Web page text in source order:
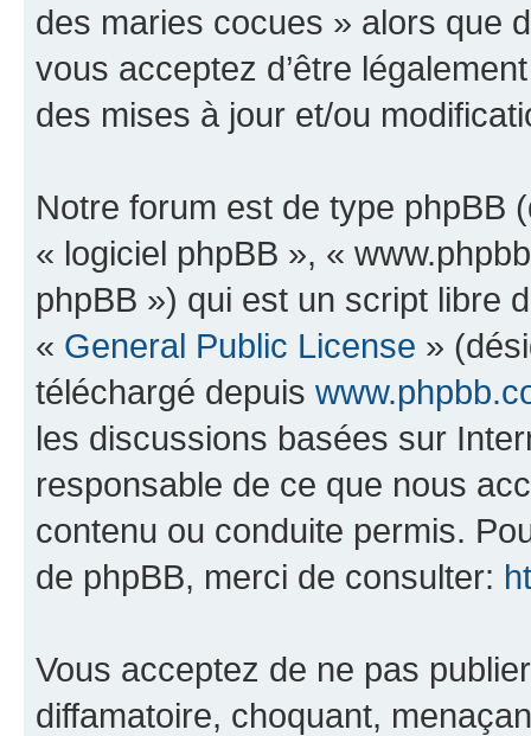
des maries cocues » alors que
vous acceptez d’être
des mises à jour et/ou
Notre forum est de type phpBB
« logiciel phpBB », «
phpBB ») qui est un script libre
« General Public License »
téléchargé depuis
les discussions basées sur
responsable de ce que nous
contenu ou conduite permis.
de phpBB, merci de consulter:
Vous acceptez de ne pas
diffamatoire, choquant,